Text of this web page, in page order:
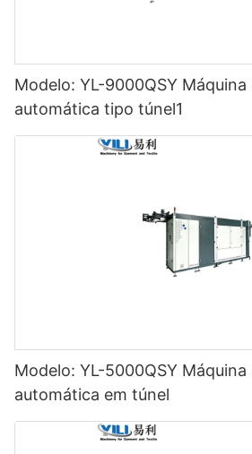
Modelo: YL-9000QSY
automática tipo túnel1
Modelo: YL-5000QSY
automática em túnel